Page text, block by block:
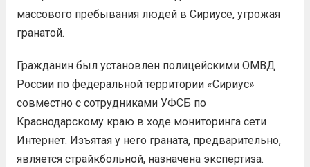
массового пребывания людей в Сириусе, угрожая
гранатой.
Гражданин был установлен полицейскими ОМВД
России по федеральной территории «Сириус»
совместно с сотрудниками УФСБ по
Краснодарскому краю в ходе мониторинга сети
Интернет. Изъятая у него граната, предварительно,
является страйкбольной, назначена экспертиза.